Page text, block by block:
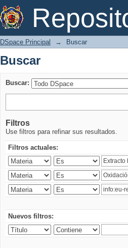
Buscar
DSpace Principal → Buscar
Buscar
Buscar:
Filtros
Use filtros para refinar sus resultados.
Filtros actuales:
Nuevos filtros: